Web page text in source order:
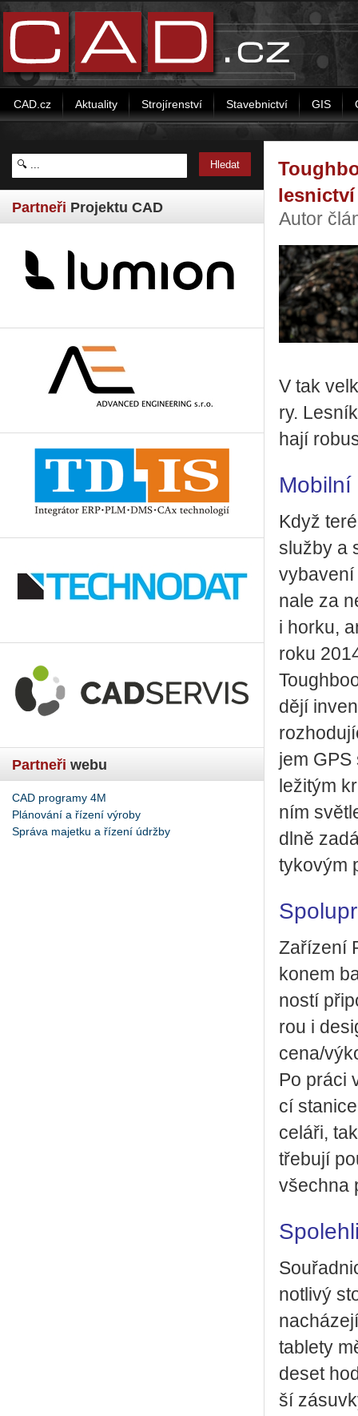
CAD.cz Aktuality Strojírenství Stavebnictví GIS
Partneři Projektu CAD
Partneři webu
CAD programy 4M
Plánování a řízení výroby
Správa majetku a řízení údržby
lesnictví
Autor
V tak
ry.
ha­jí
Když
služ­by a
na­le za
i horku,
roku
dě­jí
jem
le­ži­tým
ním
dl­ně
ty­ko­vým
Za­ří­ze­ní
ko­nem
nos­tí
rou i
cena/
Po práci
cí
ce­lá­ři,
tře­bu­jí
všech­na
not­li­vý
table­ty
deset
ší